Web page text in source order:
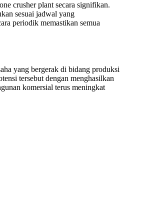
crusher plant secara signifikan.
sesuai jadwal yang
periodik memastikan semua
yang bergerak di bidang produksi
tersebut dengan menghasilkan
komersial terus meningkat